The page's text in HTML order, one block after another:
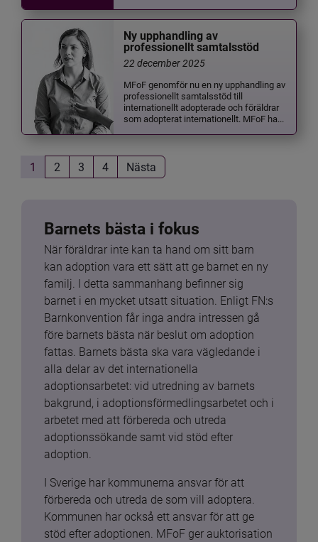
Ny upphandling av
professionellt samtalsstöd
22 december 2025
MFoF genomför nu en ny upphandling av
professionellt samtalsstöd till
internationellt adopterade och föräldrar
som adopterat internationellt. MFoF ha...
1 2 3 4 Nästa
Barnets bästa i fokus
När föräldrar inte kan ta hand om sitt barn
kan adoption vara ett sätt att ge barnet en ny
familj. I detta sammanhang befinner sig
barnet i en mycket utsatt situation. Enligt FN:s
Barnkonvention får inga andra intressen gå
före barnets bästa när beslut om adoption
fattas. Barnets bästa ska vara vägledande i
alla delar av det internationella
adoptionsarbetet: vid utredning av barnets
bakgrund, i adoptionsförmedlingsarbetet och i
arbetet med att förbereda och utreda
adoptionssökande samt vid stöd efter
adoption.
I Sverige har kommunerna ansvar för att
förbereda och utreda de som vill adoptera.
Kommunen har också ett ansvar för att ge
stöd efter adoptionen. MFoF ger auktorisation